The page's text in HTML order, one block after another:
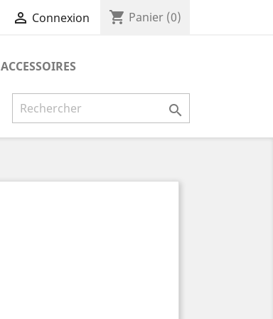
 Connexion shopping_cart Panier (0)
ACCESSOIRES
